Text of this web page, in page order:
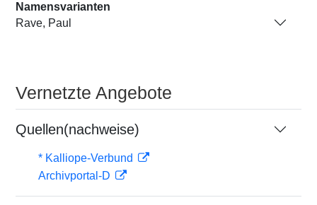
Namensvarianten
Rave, Paul
Vernetzte Angebote
Quellen(nachweise)
* Kalliope-Verbund
Archivportal-D